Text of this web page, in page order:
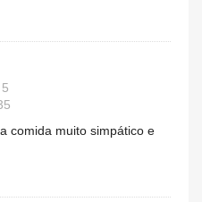
comida muito simpático e